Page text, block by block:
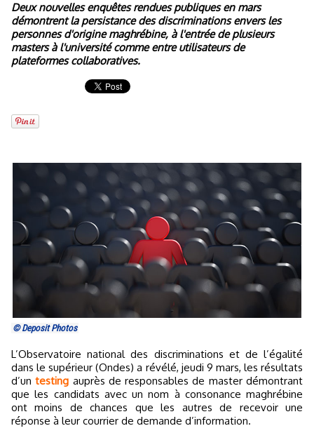
Deux nouvelles enquêtes rendues publiques en mars
démontrent la persistance des discriminations envers les
personnes d'origine maghrébine, à l'entrée de plusieurs
masters à l'université comme entre utilisateurs de
plateformes collaboratives.
© Deposit Photos
L’Observatoire national des discriminations et de l’égalité
dans le supérieur (Ondes) a révélé, jeudi 9 mars, les résultats
d’untesting auprès de responsables de master démontrant
que les candidats avec un nom à consonance maghrébine
ont moins de chances que les autres de recevoir une
réponse à leur courrier de demande d’information.